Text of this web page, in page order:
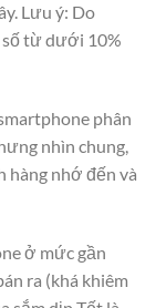
Lưu ý: Do
số từ dưới 10%
phân
nhìn chung,
hàng nhớ đến và
ở mức gần
ra (khá khiêm